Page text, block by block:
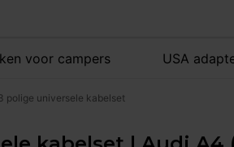
voor campers USA
polige universele kabelset